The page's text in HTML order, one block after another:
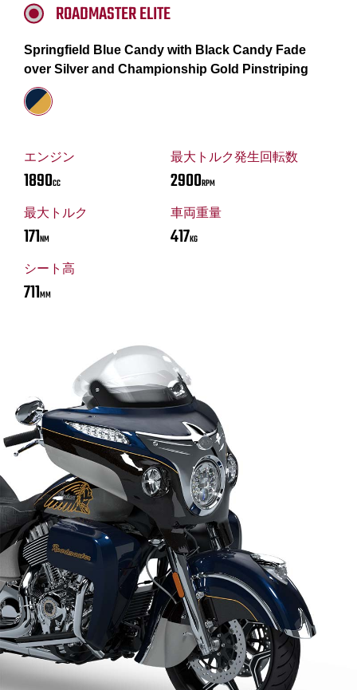
エンジン
1890CC
最大トルク発生回転数
2900RPM
最大トルク
171NM
車両重量
417KG
シート高
711MM
ROADMASTER ELITE
Springfield Blue Candy with Black Candy Fade
over Silver and Championship Gold Pinstriping